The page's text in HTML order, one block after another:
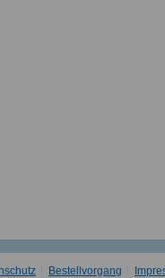
Bestellvorgang